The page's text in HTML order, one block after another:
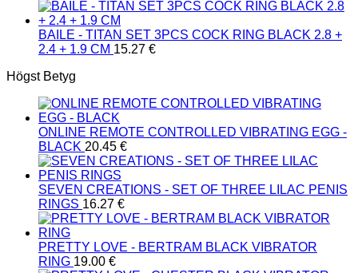
BAILE - TITAN SET 3PCS COCK RING BLACK 2.8 +
2.4 + 1.9 CM 15.27 €
Högst Betyg
ONLINE REMOTE CONTROLLED VIBRATING EGG -
BLACK 20.45 €
SEVEN CREATIONS - SET OF THREE LILAC PENIS
RINGS 16.27 €
PRETTY LOVE - BERTRAM BLACK VIBRATOR
RING 19.00 €